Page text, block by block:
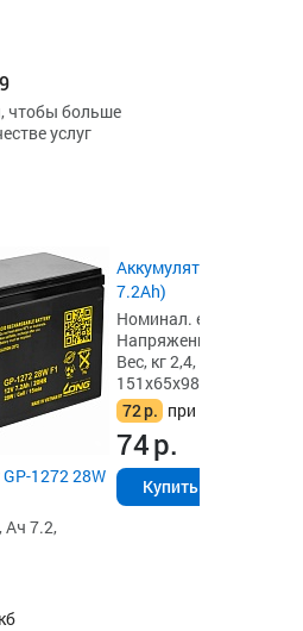
чтобы больше
услуг
1272 28W
Ач 7.2,
Аккумулятор CSB GP
7.2Ah)
Номинал. емкость, Ач
Напряжение, В 12,
Вес, кг 2,4,
151x65x98
72р. при сдаче акб
74р.
Купить